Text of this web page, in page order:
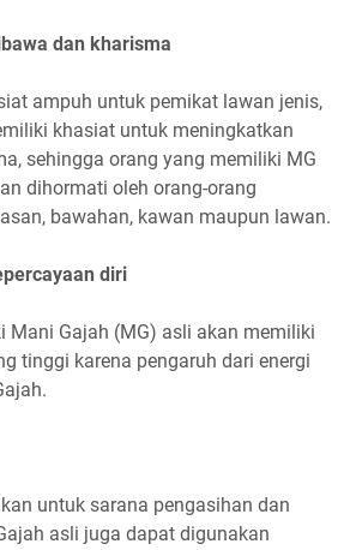
dan kharisma
ampuh untuk pemikat lawan jenis,
khasiat untuk meningkatkan
sehingga orang yang memiliki MG
dihormati oleh orang-orang
bawahan, kawan maupun lawan.
diri
Mani Gajah (MG) asli akan memiliki
tinggi karena pengaruh dari energi
untuk sarana pengasihan dan
asli juga dapat digunakan